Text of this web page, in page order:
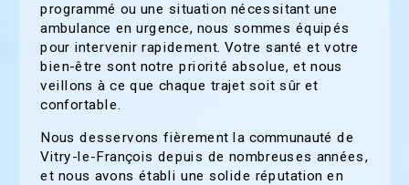
programmé ou une situation nécessitant une
ambulance en urgence, nous sommes équipés
pour intervenir rapidement. Votre santé et votre
bien-être sont notre priorité absolue, et nous
veillons à ce que chaque trajet soit sûr et
confortable.
Nous desservons fièrement la communauté de
Vitry-le-François depuis de nombreuses années,
et nous avons établi une solide réputation en